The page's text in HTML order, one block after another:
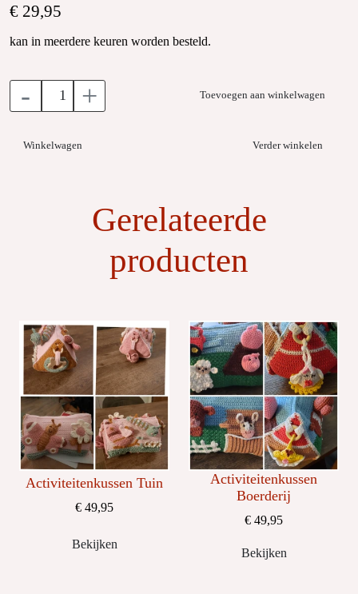
€ 29,95
kan in meerdere keuren worden besteld.
- + Toevoegen aan winkelwagen
Winkelwagen Verder winkelen
Gerelateerde
producten
Activiteitenkussen Tuin
€ 49,95
Bekijken
Activiteitenkussen
Boerderij
€ 49,95
Bekijken